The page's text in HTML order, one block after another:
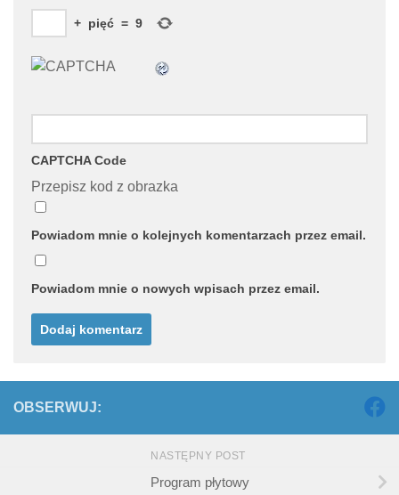
+ pięć = 9
CAPTCHA Code
Przepisz kod z obrazka
Powiadom mnie o kolejnych komentarzach przez email.
Powiadom mnie o nowych wpisach przez email.
OBSERWUJ:
NASTĘPNY POST
Program płytowy